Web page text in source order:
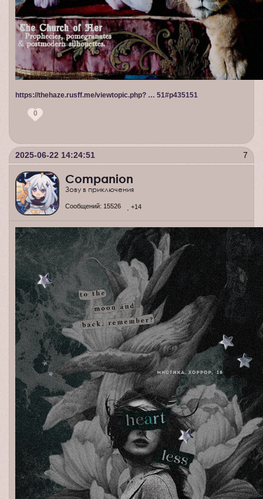
https://thehaze.rusff.me/viewtopic.php? … 51#p435151
0
7
2025-06-22 14:24:51
Companion
Зову в приключения
Сообщений: 15526 +14